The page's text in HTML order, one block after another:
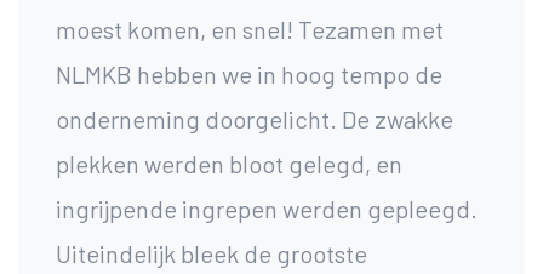
moest komen, en snel! Tezamen met
NLMKB hebben we in hoog tempo de
onderneming doorgelicht. De zwakke
plekken werden bloot gelegd, en
ingrijpende ingrepen werden gepleegd.
Uiteindelijk bleek de grootste